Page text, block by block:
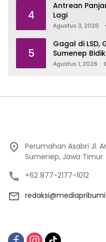
4
Antrean
Lagi
Agustus 3, 2026
5
Gagal di LSD,
Sumenep
Sport Center
Agustus 1, 2026
Perumahan Asabri Jl.
Sumenep, Jawa Timur
+62 877-2177-1012